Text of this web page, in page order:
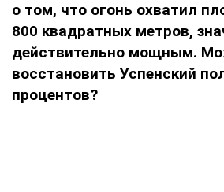
о том, что огонь охватил
800 квадратных метров,
действительно мощным.
восстановить Успенский
процентов?